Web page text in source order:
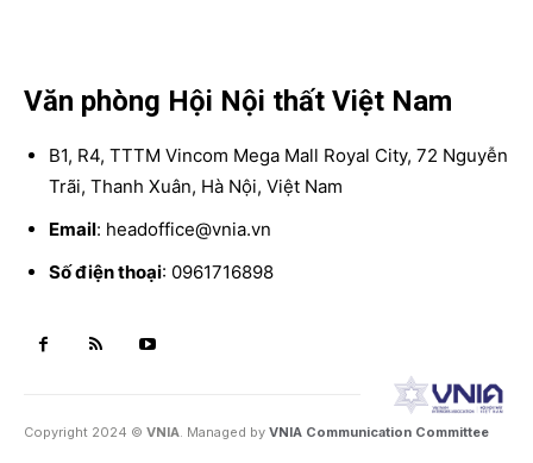
Văn phòng Hội Nội thất Việt Nam
B1, R4, TTTM Vincom Mega Mall Royal City, 72 Nguyễn
Trãi, Thanh Xuân, Hà Nội, Việt Nam
Email: headoffice@vnia.vn
Số điện thoại: 0961716898
Copyright 2024 © VNIA. Managed by VNIA Communication Committee